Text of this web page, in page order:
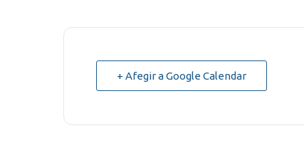
+ Afegir a Google Calendar